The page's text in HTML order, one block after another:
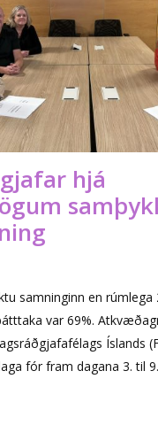
hjá
samninginn en rúmlega
var 69%.
Íslands
fór fram dagana 3. til